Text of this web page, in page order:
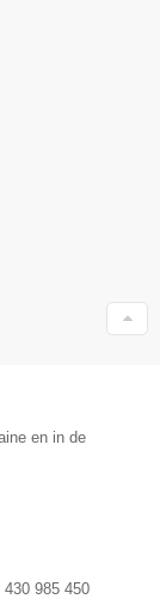
en in de
430 985 450